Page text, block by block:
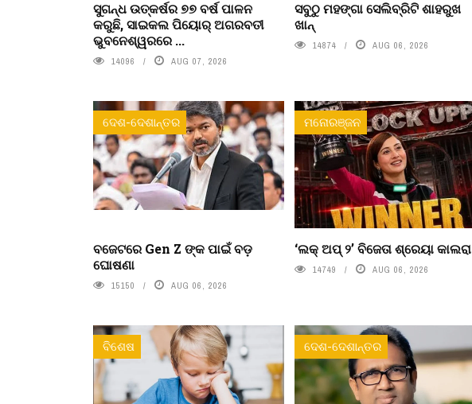
ସୁଗନ୍ଧ ଉତ୍କର୍ଷର ୭୭ ବର୍ଷ ପାଳନ
କରୁଛି, ସାଇକଲ ପିୟୋର୍‌ ଅଗରବତୀ
ଭୁବନେଶ୍ୱରରେ ...
14096 AUG 07, 2026
ସବୁଠୁ ମହଙ୍ଗା ସେଲିବ୍ରିଟି ଶାହରୁଖ
ଖାନ୍
14874 AUG 06, 2026
ଦେଶ-ଦେଶାନ୍ତର
ବଜେଟରେ Gen Z ଙ୍କ ପାଇଁ ବଡ଼
ଘୋଷଣା
15150 AUG 06, 2026
ମନୋରଞ୍ଜନ
‘ଲକ୍ ଅପ୍ ୨’ ବିଜେତା ଶ୍ରେୟା କାଲରା
14749 AUG 06, 2026
ବିଶେଷ ଦେଶ-ଦେଶାନ୍ତର